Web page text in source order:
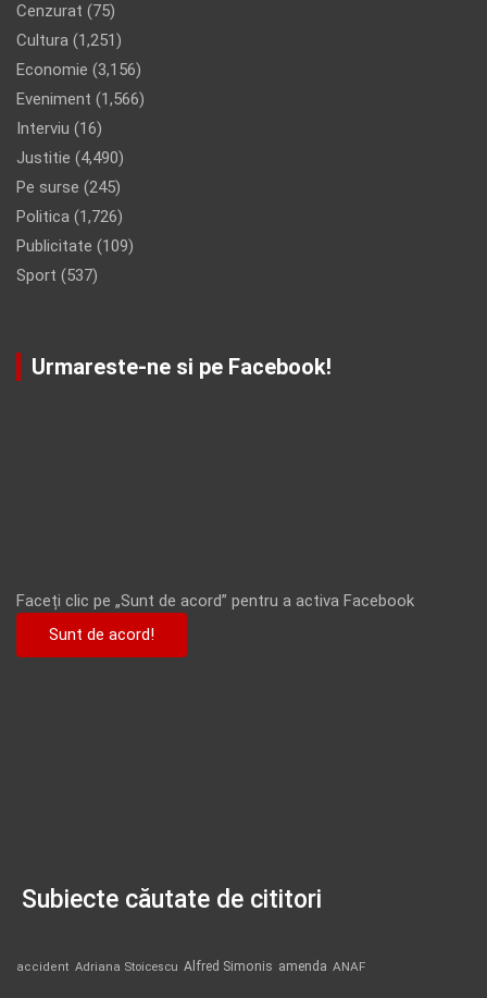
Cenzurat (75)
Cultura (1,251)
Economie (3,156)
Eveniment (1,566)
Interviu (16)
Justitie (4,490)
Pe surse (245)
Politica (1,726)
Publicitate (109)
Sport (537)
Urmareste-ne si pe Facebook!
Faceți clic pe „Sunt de acord” pentru a activa Facebook
Sunt de acord!
Subiecte căutate de cititori
accident Adriana Stoicescu Alfred Simonis amenda ANAF